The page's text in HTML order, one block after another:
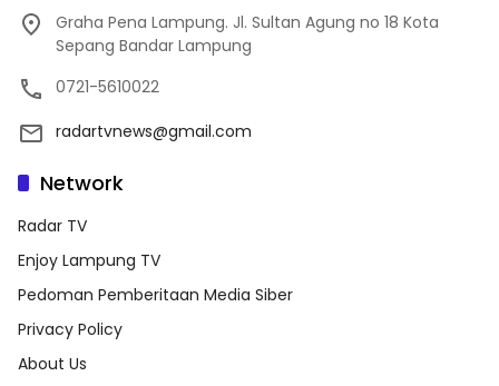
Graha Pena Lampung. Jl. Sultan Agung no 18 Kota
Sepang Bandar Lampung
0721-5610022
radartvnews@gmail.com
Network
Radar TV
Enjoy Lampung TV
Pedoman Pemberitaan Media Siber
Privacy Policy
About Us